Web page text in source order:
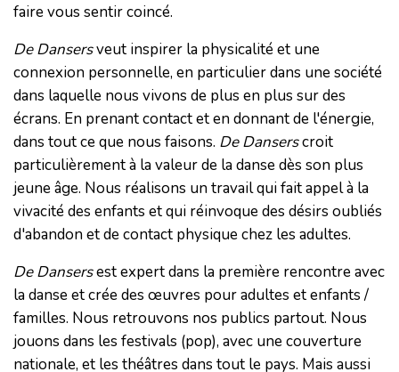
faire vous sentir coincé.
De Dansersveut inspirer la physicalité et une
connexion personnelle, en particulier dans une société
dans laquelle nous vivons de plus en plus sur des
écrans. En prenant contact et en donnant de l'énergie,
dans tout ce que nous faisons. De Danserscroit
particulièrement à la valeur de la danse dès son plus
jeune âge. Nous réalisons un travail qui fait appel à la
vivacité des enfants et qui réinvoque des désirs oubliés
d'abandon et de contact physique chez les adultes.
De Dansersest expert dans la première rencontre avec
la danse et crée des œuvres pour adultes et enfants /
familles. Nous retrouvons nos publics partout. Nous
jouons dans les festivals (pop), avec une couverture
nationale, et les théâtres dans tout le pays. Mais aussi